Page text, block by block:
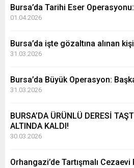
Bursa’da Tarihi Eser
01.04.2026
Bursa’da işte gözaltına alınan
31.03.2026
Bursa’da Büyük Operasyon:
31.03.2026
BURSA’DA ÜRÜNLÜ DERESİ
ALTINDA KALDI!
30.03.2026
Orhangazi’de Tartışmalı